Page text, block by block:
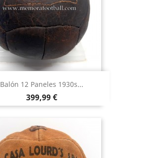
Balón 12 Paneles 1930s...
Precio
399,99 €